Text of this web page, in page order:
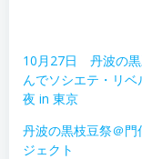
10月27日 丹波の黒
んでソシエテ・リベ
夜 in 東京
丹波の黒枝豆祭＠門
ジェクト